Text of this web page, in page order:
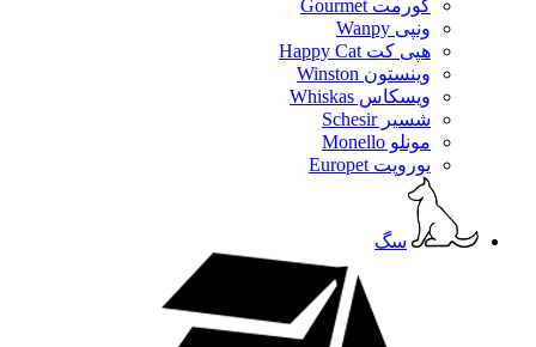
گورمت Gourmet
ونپی Wanpy
هپی کت Happy Cat
وینستون Winston
ویسکاس Whiskas
شسیر Schesir
مونلو Monello
یوروپت Europet
سگ